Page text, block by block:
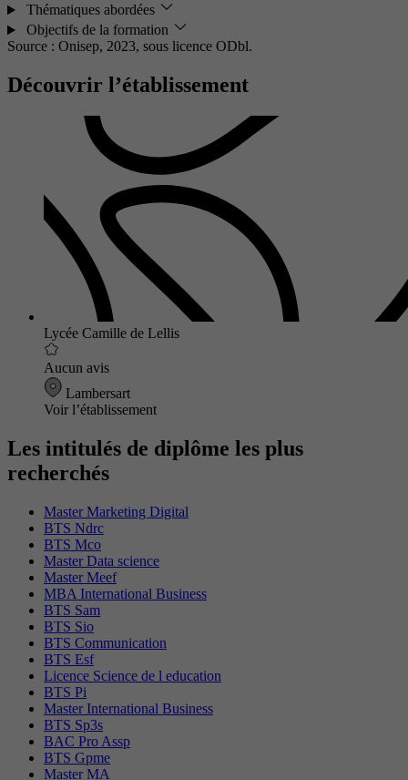
Thématiques abordées
Objectifs de la formation
Source : Onisep, 2023, sous licence ODbl.
Découvrir l’établissement
Lycée Camille de Lellis
Aucun avis
Lambersart
Voir l’établissement
Les intitulés de diplôme les plus
recherchés
Master Marketing Digital
BTS Ndrc
BTS Mco
Master Data science
Master Meef
MBA International Business
BTS Sam
BTS Sio
BTS Communication
BTS Esf
Licence Science de l education
BTS Pi
Master International Business
BTS Sp3s
BAC Pro Assp
BTS Gpme
Master MA